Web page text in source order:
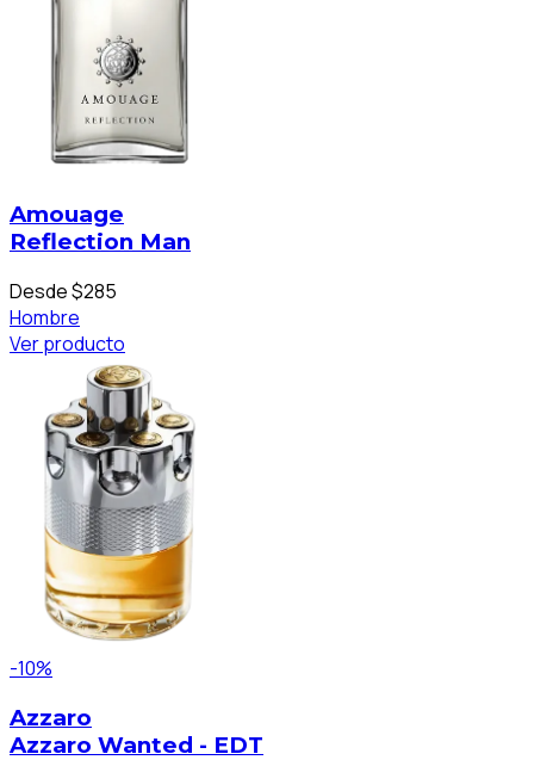
Amouage
Reflection Man
Desde $285
Hombre
Ver producto
-10%
Azzaro
Azzaro Wanted - EDT